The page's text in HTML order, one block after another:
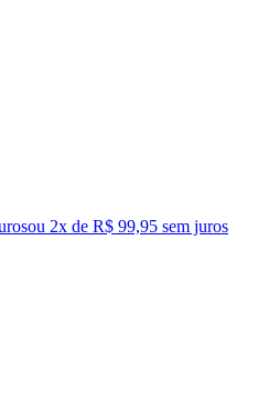
ou 2x de R$ 99,95 sem juros